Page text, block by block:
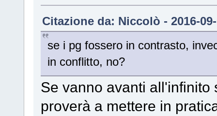
Citazione da: Niccolò - 2016-
se i pg fossero in contrasto,
in conflitto, no?
Se vanno avanti
proverà a mettere in